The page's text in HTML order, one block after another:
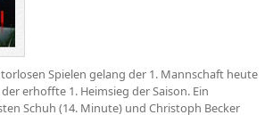
Spielen gelang der 1. Mannschaft heute
erhoffte 1. Heimsieg der Saison. Ein
Schuh (14. Minute) und Christoph Becker